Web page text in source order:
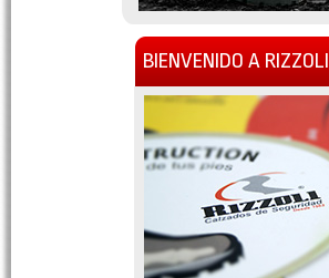
BIENVENIDO A RIZZOLI